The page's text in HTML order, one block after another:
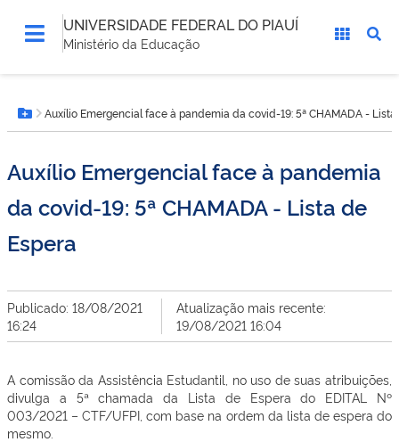
UNIVERSIDADE FEDERAL DO PIAUÍ
Ministério da Educação
está
aqui:Botão Menu
Auxílio Emergencial face à pandemia da covid-19: 5ª CHAMADA - Lista
Auxílio Emergencial face à pandemia
da covid-19: 5ª CHAMADA - Lista de
Espera
Publicado: 18/08/2021
16:24
Atualização mais recente:
19/08/2021 16:04
A comissão da Assistência Estudantil, no uso de suas atribuições,
divulga a 5ª chamada da Lista de Espera do EDITAL Nº
003/2021 – CTF/UFPI, com base na ordem da lista de espera do
mesmo.